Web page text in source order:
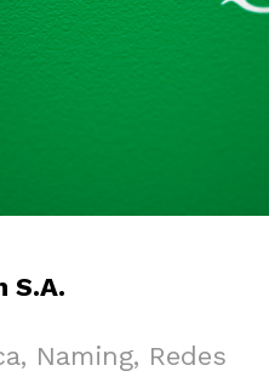
S.A.
Naming, Redes